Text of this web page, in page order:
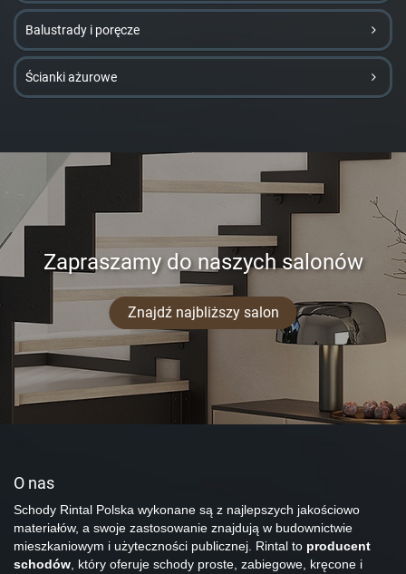
Balustrady i poręcze
Ścianki ażurowe
Zapraszamy do naszych salonów
Znajdź najbliższy salon
O nas
Schody Rintal Polska wykonane są z najlepszych jakościowo
materiałów, a swoje zastosowanie znajdują w budownictwie
mieszkaniowym i użyteczności publicznej. Rintal to producent
schodów, który oferuje schody proste, zabiegowe, kręcone i